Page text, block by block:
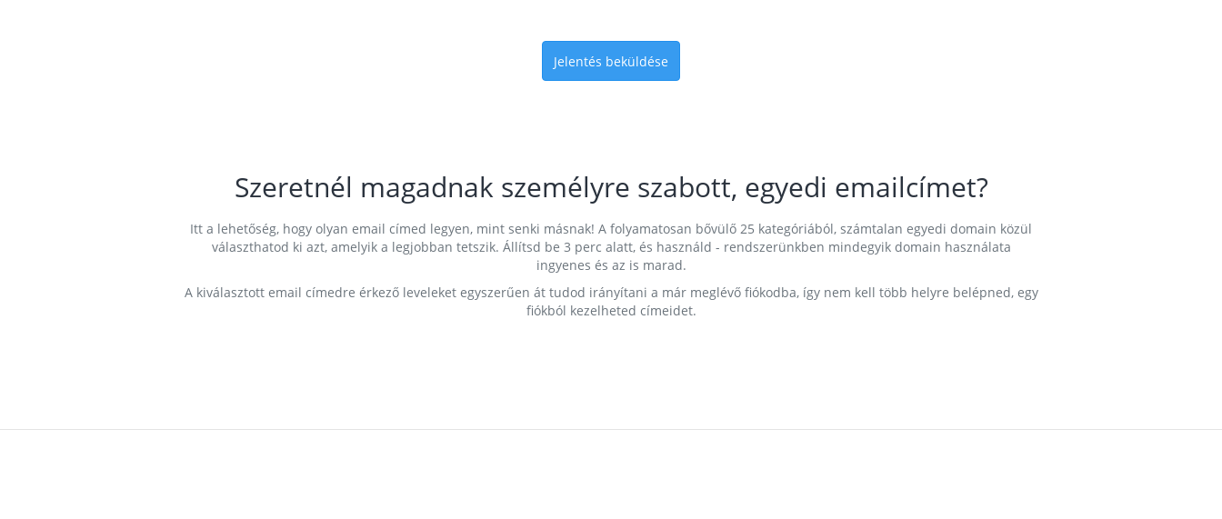
Jelentés beküldése
Szeretnél magadnak személyre szabott, egyedi emailcímet?
Itt a lehetőség, hogy olyan email címed legyen, mint senki másnak! A folyamatosan bővülő 25 kategóriából, számtalan egyedi domain közül
választhatod ki azt, amelyik a legjobban tetszik. Állítsd be 3 perc alatt, és használd - rendszerünkben mindegyik domain használata
ingyenes és az is marad.
A kiválasztott email címedre érkező leveleket egyszerűen át tudod irányítani a már meglévő fiókodba, így nem kell több helyre belépned, egy
fiókból kezelheted címeidet.